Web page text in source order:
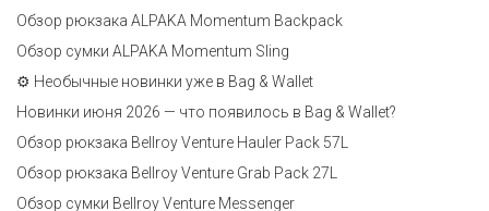
Обзор рюкзака ALPAKA Momentum Backpack
Обзор сумки ALPAKA Momentum Sling
⚙️ Необычные новинки уже в Bag & Wallet
Новинки июня 2026 — что появилось в Bag & Wallet?
Обзор рюкзака Bellroy Venture Hauler Pack 57L
Обзор рюкзака Bellroy Venture Grab Pack 27L
Обзор сумки Bellroy Venture Messenger